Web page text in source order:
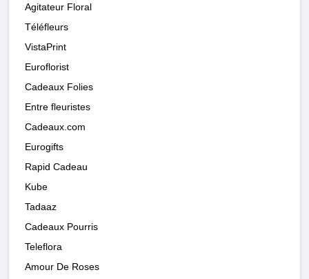
Agitateur Floral
Téléfleurs
VistaPrint
Euroflorist
Cadeaux Folies
Entre fleuristes
Cadeaux.com
Eurogifts
Rapid Cadeau
Kube
Tadaaz
Cadeaux Pourris
Teleflora
Amour De Roses